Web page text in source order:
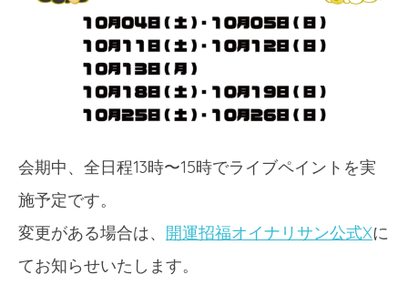
会期中、全日程13時〜15時でライブペイントを実
施予定です。
変更がある場合は、 開運招福オイナリサン公式Xに
てお知らせいたします。